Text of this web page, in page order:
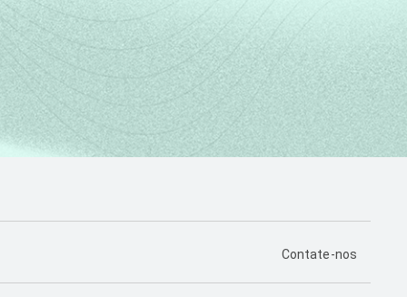
PÁGINA DE
Contate-nos